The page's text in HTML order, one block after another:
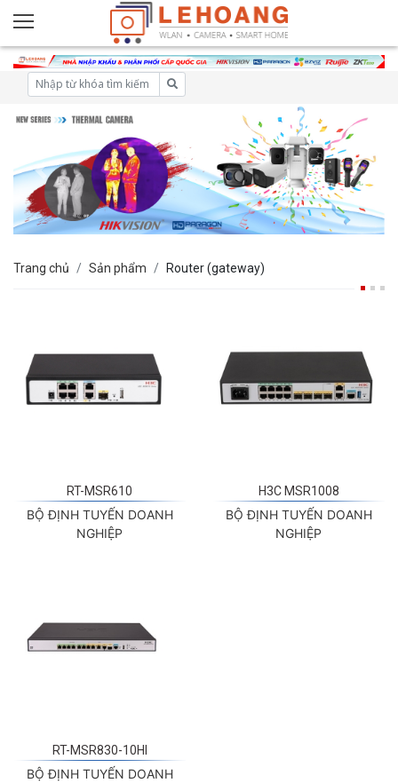
Trang chủ Sản phẩm Router (gateway)
RT-MSR610
BỘ ĐỊNH TUYẾN DOANH
NGHIỆP
H3C MSR1008
BỘ ĐỊNH TUYẾN DOANH
NGHIỆP
RT-MSR830-10HI
BỘ ĐỊNH TUYẾN DOANH